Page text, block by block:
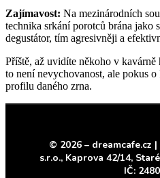
Zajímavost: Na mezinárodních
technika srkání porotců brána jako
degustátor, tím agresivněji a
Příště, až uvidíte někoho v kavárně
to není nevychovanost, ale pokus
profilu daného zrna.
© 2026 – dreamcafe.cz |
s.r.o., Kaprova 42/14,
IČ: